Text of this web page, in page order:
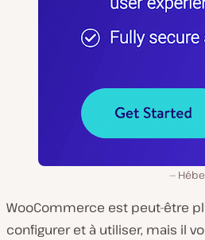
WooCommerce est peut-être
configurer et à utiliser, mais il